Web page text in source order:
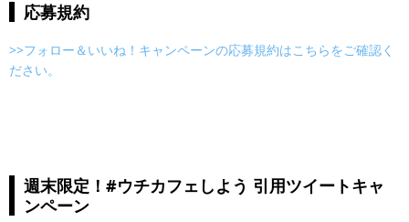
応募規約
>>フォロー＆いいね！キャンペーンの応募規約はこちらをご確認く
ださい。
週末限定！#ウチカフェしよう 引用ツイートキャ
ンペーン